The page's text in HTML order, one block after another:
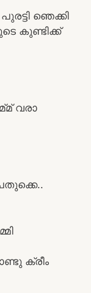
ഞെക്കി
കുണ്ടിക്ക്
വരാ
ക്രീം